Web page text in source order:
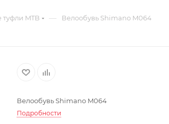
MTB — Велообувь Shimano M064
Велообувь Shimano M064
Подробности